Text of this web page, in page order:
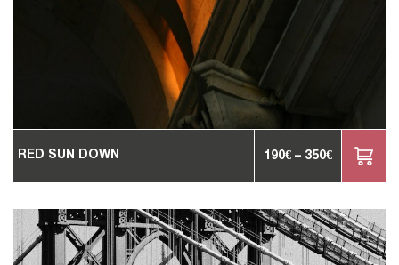
RED SUN DOWN 190€ – 350€